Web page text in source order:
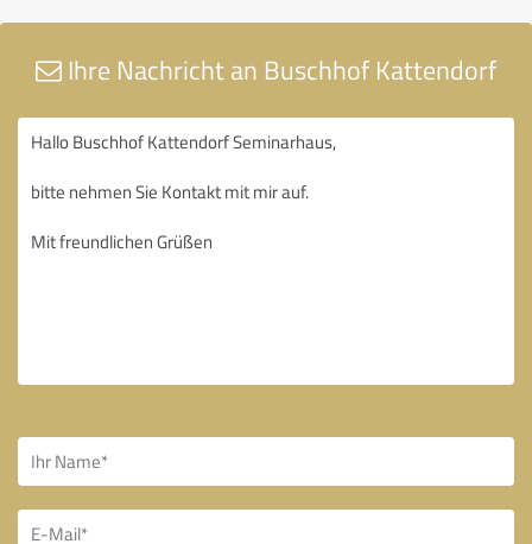
Ihre Nachricht an Buschhof Kattendorf